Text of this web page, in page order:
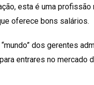
esta é uma profissão
oferece bons salários.
dos gerentes
entrares no mercado